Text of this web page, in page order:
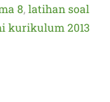
8,latihan soal
kurikulum 2013